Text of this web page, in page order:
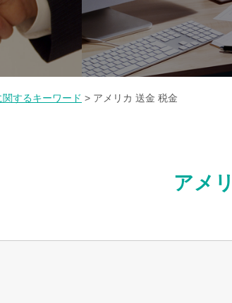
するキーワード > アメリカ 送金 税金
アメ